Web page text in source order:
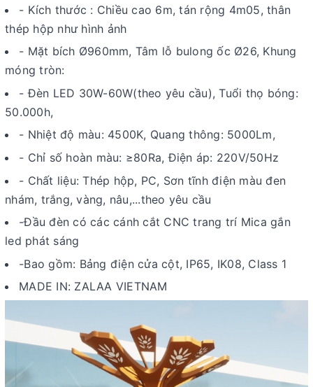
- Kích thước : Chiều cao 6m, tán rộng 4m05, thân
thép hộp như hình ảnh
- Mặt bích Ø960mm, Tâm lỗ bulong ốc Ø26, Khung
móng tròn:
- Đèn LED 30W-60W(theo yêu cầu), Tuổi thọ bóng:
50.000h,
- Nhiệt độ màu: 4500K, Quang thông: 5000Lm,
- Chỉ số hoàn màu: ≥80Ra, Điện áp: 220V/50Hz
- Chất liệu: Thép hộp, PC, Sơn tĩnh điện màu đen
nhám, trắng, vàng, nâu,...theo yêu cầu
-Đầu đèn có các cánh cắt CNC trang trí Mica gắn
led phát sáng
-Bao gồm: Bảng điện cửa cột, IP65, IK08, Class 1
MADE IN: ZALAA VIETNAM